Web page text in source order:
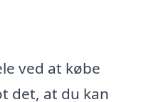
ved at købe
det, at du kan